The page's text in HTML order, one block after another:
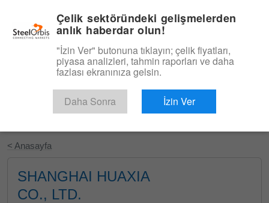
Ücretsiz Deneyin
< Anasayfa
SHANGHAI HUAXIA
CO., LTD.
Çelik sektöründeki gelişmelerden
anlık haberdar olun!
"İzin Ver" butonuna tıklayın; çelik fiyatları,
piyasa analizleri, tahmin raporları ve daha
fazlası ekranınıza gelsin.
Daha Sonra İzin Ver